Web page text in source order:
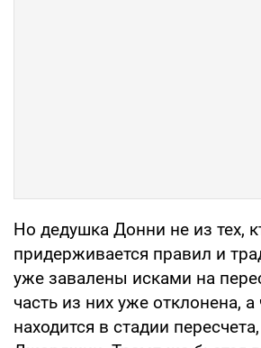
Но дедушка Донни не из тех,
придерживается правил и
уже завалены исками на
часть из них уже отклонена, а
находится в стадии